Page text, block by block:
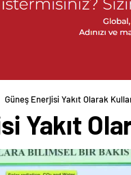
Güneş Enerjisi Yakıt Olarak
Yakıt